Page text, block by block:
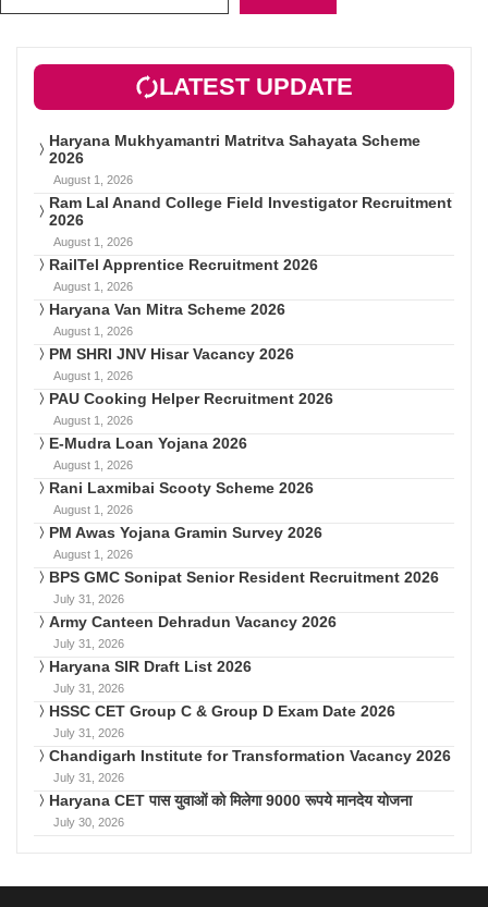
LATEST UPDATE
Haryana Mukhyamantri Matritva Sahayata Scheme
2026
August 1, 2026
Ram Lal Anand College Field Investigator Recruitment
2026
August 1, 2026
RailTel Apprentice Recruitment 2026
August 1, 2026
Haryana Van Mitra Scheme 2026
August 1, 2026
PM SHRI JNV Hisar Vacancy 2026
August 1, 2026
PAU Cooking Helper Recruitment 2026
August 1, 2026
E-Mudra Loan Yojana 2026
August 1, 2026
Rani Laxmibai Scooty Scheme 2026
August 1, 2026
PM Awas Yojana Gramin Survey 2026
August 1, 2026
BPS GMC Sonipat Senior Resident Recruitment 2026
July 31, 2026
Army Canteen Dehradun Vacancy 2026
July 31, 2026
Haryana SIR Draft List 2026
July 31, 2026
HSSC CET Group C & Group D Exam Date 2026
July 31, 2026
Chandigarh Institute for Transformation Vacancy 2026
July 31, 2026
Haryana CET पास युवाओं को मिलेगा 9000 रूपये मानदेय योजना
July 30, 2026